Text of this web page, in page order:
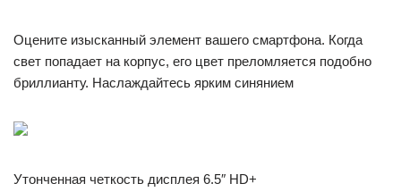
Оцените изысканный элемент вашего смартфона. Когда
свет попадает на корпус, его цвет преломляется подобно
бриллианту. Наслаждайтесь ярким синянием
Утонченная четкость дисплея 6.5″ HD+